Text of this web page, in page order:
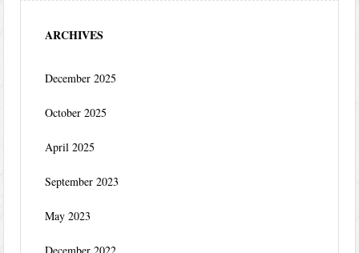
ARCHIVES
December 2025
October 2025
April 2025
September 2023
May 2023